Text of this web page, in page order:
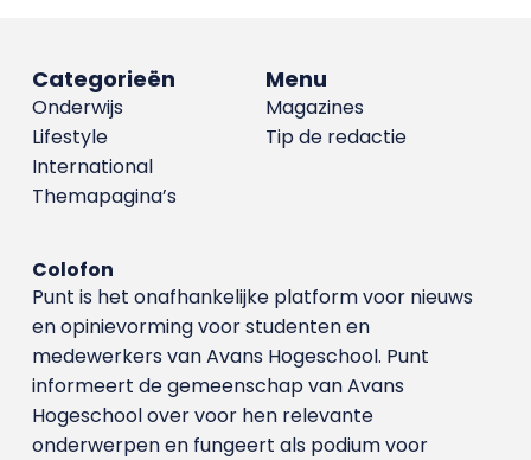
Menu
Magazines
Tip de redactie
Categorieën
Onderwijs
Lifestyle
International
Themapagina’s
Colofon
Punt is het onafhankelijke platform voor nieuws
en opinievorming voor studenten en
medewerkers van Avans Hoge­school. Punt
informeert de gemeenschap van Avans
Hogeschool over voor hen relevante
onderwerpen en fungeert als podium voor